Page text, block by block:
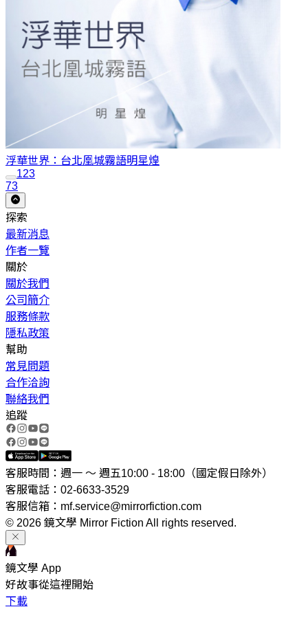
浮華世界：台北凰城霧語明星煌
123
73
探索
最新消息
作者一覽
關於
關於我們
公司簡介
服務條款
隱私政策
幫助
常見問題
合作洽詢
聯絡我們
追蹤
客服時間：週一 ～ 週五10:00 - 18:00（國定假日除外）
客服電話：02-6633-3529
客服信箱：mf.service@mirrorfiction.com
© 2026 鏡文學 Mirror Fiction All rights reserved.
鏡文學 App
好故事從這裡開始
下載